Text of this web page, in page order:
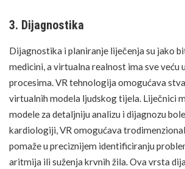
3. Dijagnostika
Dijagnostika i planiranje liječenja su jako
medicini, a virtualna realnost ima sve veću
procesima. VR tehnologija omogućava
virtualnih modela ljudskog tijela. Liječnici
modele za detaljniju analizu i dijagnozu
kardiologiji, VR omogućava
pomaže u preciznijem identificiranju
aritmija ili suženja krvnih žila. Ova vrsta